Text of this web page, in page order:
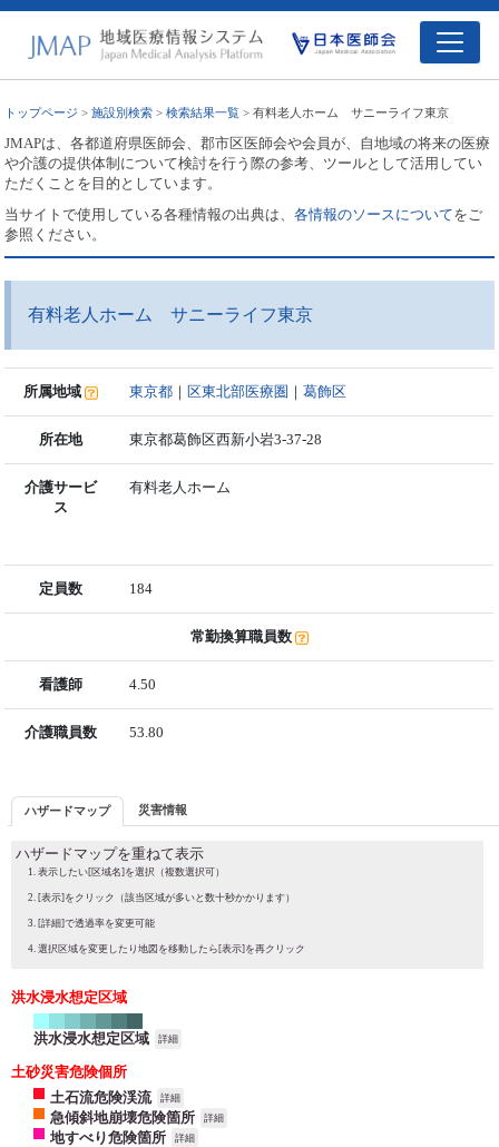
トップページ >施設別検索 >検索結果一覧 > 有料老人ホーム サニーライフ東京
JMAPは、各都道府県医師会、郡市区医師会や会員が、自地域の将来の医療
や介護の提供体制について検討を行う際の参考、ツールとして活用してい
ただくことを目的としています。
当サイトで使用している各種情報の出典は、各情報のソースについてをご
参照ください。
有料老人ホーム サニーライフ東京
所属地域 東京都 ｜区東北部医療圏 ｜葛飾区
所在地 東京都葛飾区西新小岩3-37-28
介護サービ
ス
有料老人ホーム
定員数 184
常勤換算職員数
看護師 4.50
介護職員数 53.80
ハザードマップ 災害情報
ハザードマップを重ねて表示
表示したい[区域名]を選択（複数選択可）
[表示]をクリック（該当区域が多いと数十秒かかります）
[詳細]で透過率を変更可能
選択区域を変更したり地図を移動したら[表示]を再クリック
洪水浸水想定区域
洪水浸水想定区域 詳細
土砂災害危険個所
土石流危険渓流
詳細
急傾斜地崩壊危険箇所 詳細
地すべり危険箇所 詳細